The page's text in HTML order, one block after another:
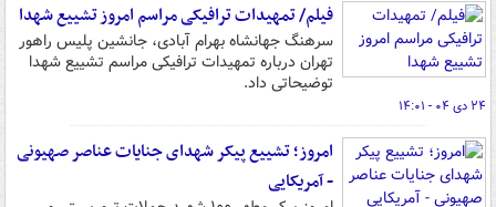
فیلم/ تمهیدات ترافیکی مراسم امروز تشییع شهدا
سرهنگ جهانشاه بهرام آبادی، جانشین پلیس راهور
تهران درباره تمهیدات ترافیکی مراسم تشییع شهدا
توضیحاتی داد.
۲۴ دی ۰۴ - ۱۴:۰۱
امروز؛ تشییع پیکر شهدای جنایات عناصر صهیونی
- آمریکایی